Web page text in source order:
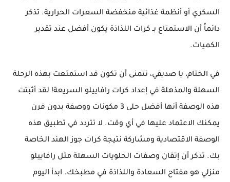
السكري أو أنظمة غذائية منخفضة السعرات الحرارية. تذكر
دائماً أن الاستمتاع بـ كرات اللذاذة يكون أفضل عند تقدير
الكميات.
في الختام، يا صديقي، نتمنى أن تكون قد استمتعت بهذه الرحلة
السهلة والمذهلة في إعداد كرات رافاييلو السريعة! لقد أثبتت
هذه الوصفة أنها أفضل حلى 3 مكونات ووصفة بدون فرن
يمكنك الاعتماد عليها في أي وقت. لا تتردد في تطبيق هذه
الوصفة الاقتصادية ومشاركة نتيجة كرات جوز الهند الخاصة
بك. تذكر أن إتقان وصفات الحلويات السهلة مثل رافاييلو
منزلي هو مفتاح السعادة واللذاذة في مطبخك. ابدأ اليوم